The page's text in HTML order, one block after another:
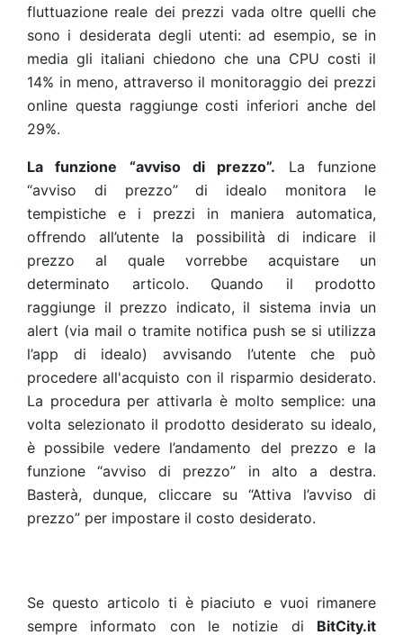
fluttuazione reale dei prezzi vada oltre quelli che
sono i desiderata degli utenti: ad esempio, se in
media gli italiani chiedono che una CPU costi il
14% in meno, attraverso il monitoraggio dei prezzi
online questa raggiunge costi inferiori anche del
29%.
La funzione “avviso di prezzo”. La funzione
“avviso di prezzo” di idealo monitora le
tempistiche e i prezzi in maniera automatica,
offrendo all’utente la possibilità di indicare il
prezzo al quale vorrebbe acquistare un
determinato articolo. Quando il prodotto
raggiunge il prezzo indicato, il sistema invia un
alert (via mail o tramite notifica push se si utilizza
l’app di idealo) avvisando l’utente che può
procedere all'acquisto con il risparmio desiderato.
La procedura per attivarla è molto semplice: una
volta selezionato il prodotto desiderato su idealo,
è possibile vedere l’andamento del prezzo e la
funzione “avviso di prezzo” in alto a destra.
Basterà, dunque, cliccare su “Attiva l’avviso di
prezzo” per impostare il costo desiderato.
Se questo articolo ti è piaciuto e vuoi rimanere
sempre informato con le notizie di BitCity.it